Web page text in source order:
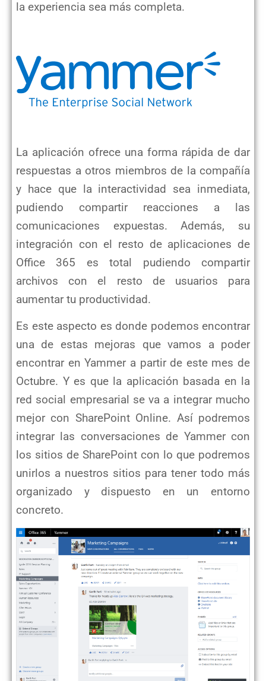
la experiencia sea más completa.
La aplicación ofrece una forma rápida de dar
respuestas a otros miembros de la compañía
y hace que la interactividad sea inmediata,
pudiendo compartir reacciones a las
comunicaciones expuestas. Además, su
integración con el resto de aplicaciones de
Office 365 es total pudiendo compartir
archivos con el resto de usuarios para
aumentar tu productividad.
Es este aspecto es donde podemos encontrar
una de estas mejoras que vamos a poder
encontrar en Yammer a partir de este mes de
Octubre. Y es que la aplicación basada en la
red social empresarial se va a integrar mucho
mejor con SharePoint Online. Así podremos
integrar las conversaciones de Yammer con
los sitios de SharePoint con lo que podremos
unirlos a nuestros sitios para tener todo más
organizado y dispuesto en un entorno
concreto.